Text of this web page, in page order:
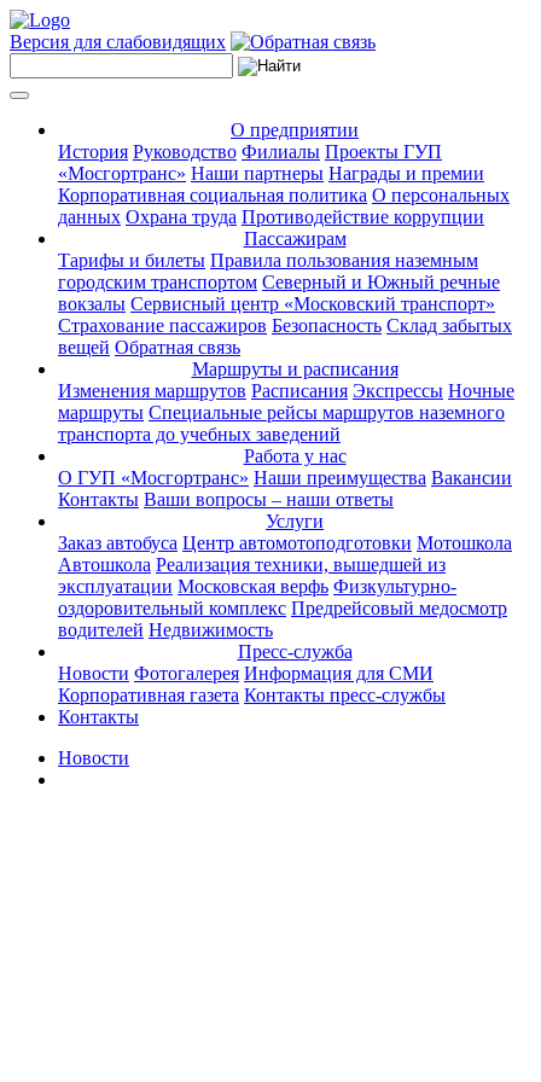
Версия для слабовидящих
О предприятии
История Руководство Филиалы Проекты ГУП
«Мосгортранс» Наши партнеры Награды и премии
Корпоративная социальная политика О персональных
данных Охрана труда Противодействие коррупции
Пассажирам
Тарифы и билеты Правила пользования наземным
городским транспортом Северный и Южный речные
вокзалы Сервисный центр «Московский транспорт»
Страхование пассажиров Безопасность Склад забытых
вещей Обратная связь
Маршруты и расписания
Изменения маршрутов Расписания Экспрессы Ночные
маршруты Специальные рейсы маршрутов наземного
транспорта до учебных заведений
Работа у нас
О ГУП «Мосгортранс» Наши преимущества Вакансии
Контакты Ваши вопросы – наши ответы
Услуги
Заказ автобуса Центр автомотоподготовки Мотошкола
Автошкола Реализация техники, вышедшей из
эксплуатации Московская верфь Физкультурно-
оздоровительный комплекс Предрейсовый медосмотр
водителей Недвижимость
Пресс-служба
Новости Фотогалерея Информация для СМИ
Корпоративная газета Контакты пресс-службы
Контакты
Новости